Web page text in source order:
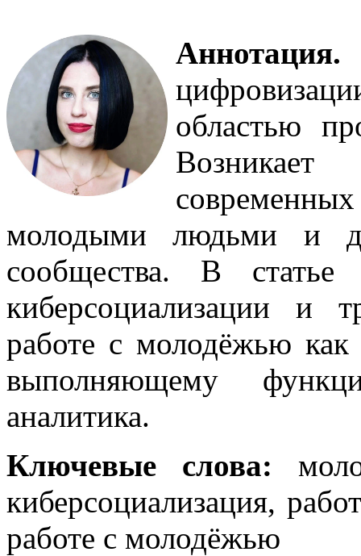
областью
Возникает
молодыми людьми и
сообщества. В
киберсоциализации и
работе с молодёжью
выполняющему
аналитика.
Ключевые
слова:
киберсоциализация,
работе с молодёжью